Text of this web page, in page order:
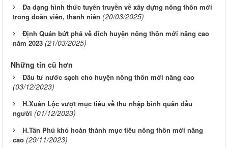
Đa dạng hình thức tuyên truyền về xây dựng nông thôn mới
trong đoàn viên, thanh niên (20/03/2025)
Định Quán bứt phá về đích huyện nông thôn mới nâng cao
năm 2023 (21/03/2025)
Những tin cũ hơn
Đầu tư nước sạch cho huyện nông thôn mới nâng cao
(03/12/2023)
H.Xuân Lộc vượt mục tiêu về thu nhập bình quân đầu
người (01/12/2023)
H.Tân Phú khó hoàn thành mục tiêu nông thôn mới nâng
cao (29/11/2023)